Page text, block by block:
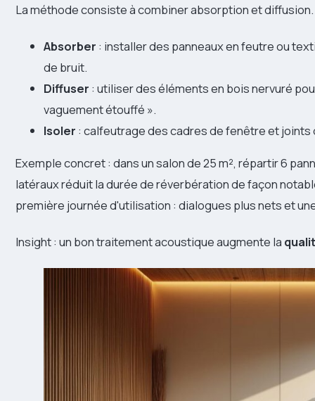
La méthode consiste à combiner absorption et
Absorber : installer des panneaux en feutre ou
de bruit.
Diffuser : utiliser des éléments en bois nervuré
vaguement étouffé ».
Isoler : calfeutrage des cadres de fenêtre et
Exemple concret : dans un salon de 25 m², répartir 6
latéraux réduit la durée de réverbération de façon
première journée d'utilisation : dialogues plus nets et
Insight : un bon traitement acoustique augmente la